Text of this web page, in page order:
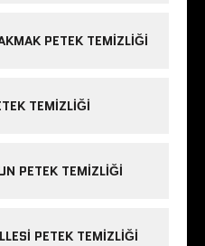
PETEK TEMIZLIĞI
TEMIZLIĞI
PETEK TEMIZLIĞI
PETEK TEMIZLIĞI